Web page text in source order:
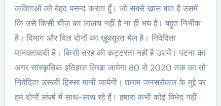
कविताओं को बेहद पसन्द करता हूँ। जो सबसे ख़ास बात है उसमें
कि उसे किसी चीज़ का लालच नहीं है ना ही भय है। बहुत निर्भीक
है। दिमाग और दिल दोनों का ख़ूबसूरत मेल है। निवेदिता
मानवतावादी है। किसी तरह की कट्टरता नहीं है उसमें। पटना का
अगर सांस्कृतिक इतिहास लिखा जायेगा 80 से 2020 तक का तो
निवेदिता उसकी हिस्सा मानी जायेगी। तमाम जनसरोकार के मुद्दे पर
हम दोनों संघर्ष में साथ-साथ रहे हैं। हमारा कभी कोई विभेद नहीं